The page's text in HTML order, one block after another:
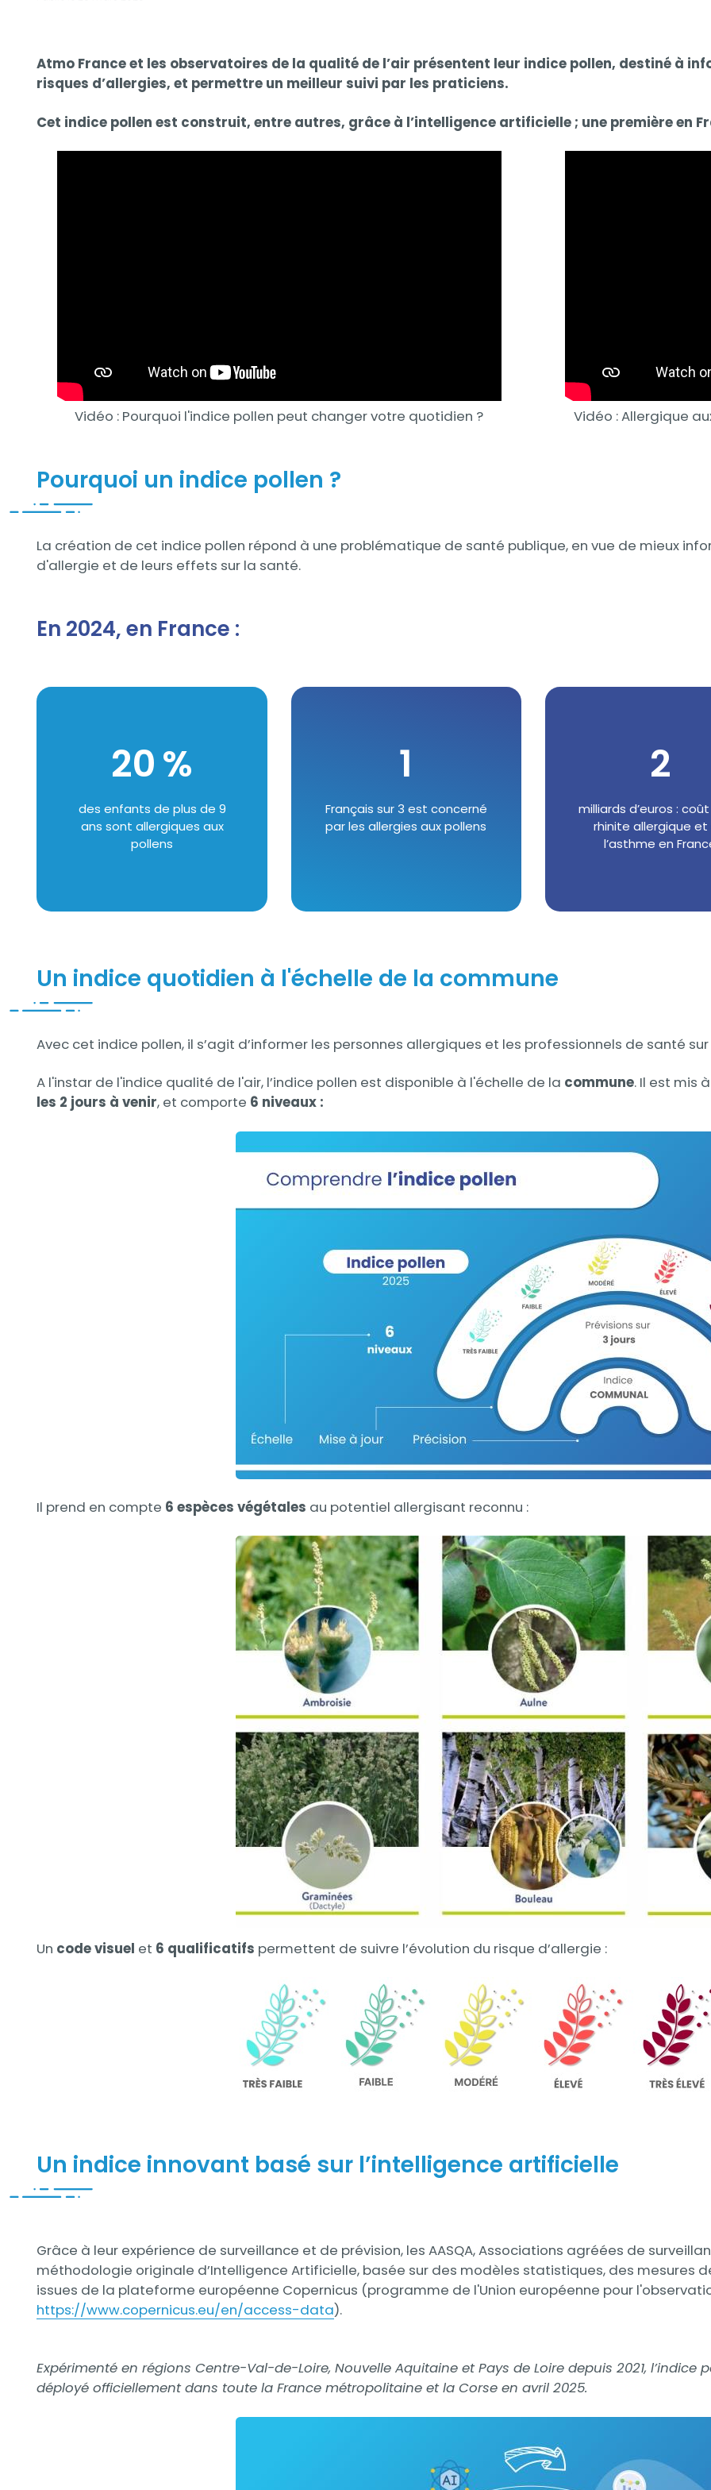
Contenu
Atmo France et les observatoires de la qualité de l’air présentent leur indice pollen, destiné à
risques d’allergies, et permettre un meilleur suivi par les praticiens.
Cet indice pollen est construit, entre autres, grâce à l’intelligence artificielle ; une première en
Vidéo : Pourquoi l'indice pollen peut changer votre quotidien ?
Vidéo : Allergique
Pourquoi un indice pollen ?
La création de cet indice pollen répond à une problématique de santé publique, en vue de mieux
d'allergie et de leurs effets sur la santé.
En 2024, en France :
Chiffres
20Suffixe
%
Texte
des enfants de plus de 9
ans sont allergiques aux
pollens
1
Texte
Français sur 3 est concerné
par les allergies aux pollens
2
Texte
milliards d’euros :
rhinite allergique et
l’asthme en
Un indice quotidien à l'échelle de la commune
Contenu
Avec cet indice pollen, il s’agit d’informer les personnes allergiques et les professionnels de santé
A l'instar de l'indice qualité de l'air, l’indice pollen est disponible à l'échelle de la commune. Il est mis
les 2 jours à venir, et comporte 6 niveaux :
Il prend en compte 6 espèces végétales au potentiel allergisant reconnu :
Un code visuel et 6 qualificatifs permettent de suivre l’évolution du risque d’allergie :
Un indice innovant basé sur l’intelligence artificielle
Grâce à leur expérience de surveillance et de prévision, les AASQA, Associations agréées de
méthodologie originale d’Intelligence Artificielle, basée sur des modèles statistiques, des mesures
issues de la plateforme européenne Copernicus (programme de l'Union européenne pour
https://www.copernicus.eu/en/access-data).
Expérimenté en régions Centre-Val-de-Loire, Nouvelle Aquitaine et Pays de Loire depuis 2021, l’indice
déployé officiellement dans toute la France métropolitaine et la Corse en avril 2025.